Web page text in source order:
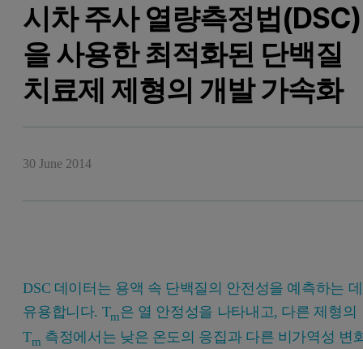
시차 주사 열량측정법(DSC)
을 사용한 최적화된 단백질
치료제 제형의 개발 가속화
30 June 2014
DSC 데이터는 용액 속 단백질의 안전성을 예측하는 데
유용합니다. Tm은 열 안정성을 나타내고, 다른 제형의
Tm 측정에서는 낮은 온도의 응집과 다른 비가역성 변